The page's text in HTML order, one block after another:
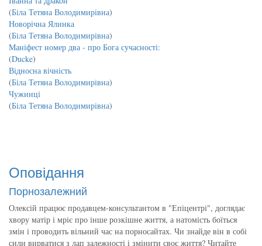
(Біла Тетяна Володимирівна)
Новорічна Ялинка
(Біла Тетяна Володимирівна)
Маніфест номер два - про Бога сучасності:
(Ducke)
Відносна вічність
(Біла Тетяна Володимирівна)
Чужинці
(Біла Тетяна Володимирівна)
Оповідання
Порнозалежний
Олексій працює продавцем-консультантом в "Епіцентрі", доглядає
хвору матір і мріє про інше розкішне життя, а натомість боїться
змін і проводить вільний час на порносайтах. Чи знайде він в собі
сили вирватися з лап залежності і змінити своє життя? Читайте